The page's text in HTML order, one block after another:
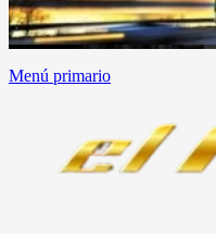
Menú primario